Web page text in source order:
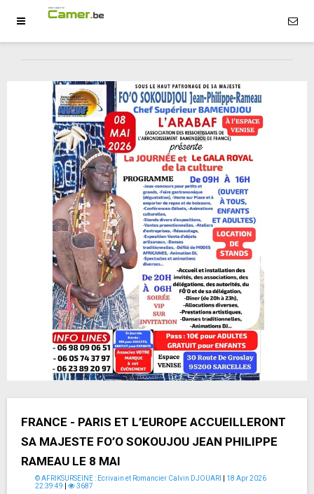
FRANCE - PARIS ET L’EUROPE ACCUEILLERONT
SA MAJESTE FO’O SOKOUJOU JEAN PHILIPPE
RAMEAU LE 8 MAI
© AFRIKSURSEINE : Ecrivain et Romancier Calvin DJOUARI
18 Apr 2026
22:39:49
3687